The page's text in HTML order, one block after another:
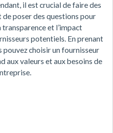
il est crucial de faire des
poser des questions pour
et l’impact
potentiels. En prenant
pouvez choisir un fournisseur
aux valeurs et aux besoins de